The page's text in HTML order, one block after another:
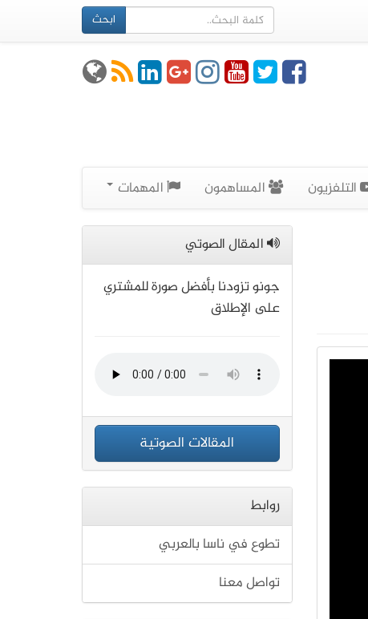
ابحث
التلفزيون المساهمون المهمات
المقال الصوتي
جونو تزودنا بأفضل صورة للمشتري
على الإطلاق
المقالات الصوتية
روابط
تطوع في ناسا بالعربي
تواصل معنا